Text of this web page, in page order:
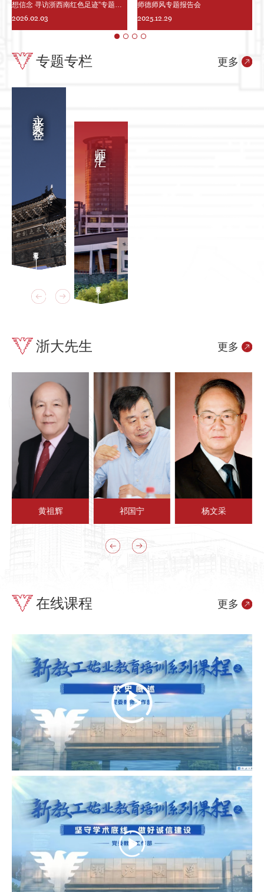
想信念 寻访浙西南红色足迹”专题培
训班顺利举行
2026.02.03
师德师风专题报告会
2025.12.29
专题专栏 更多
永平奖教金
查看更多
师享汇
查看更多
浙大先生 更多
黄祖辉 祁国宁 杨文采
在线课程 更多
Play
Video
Play
Video